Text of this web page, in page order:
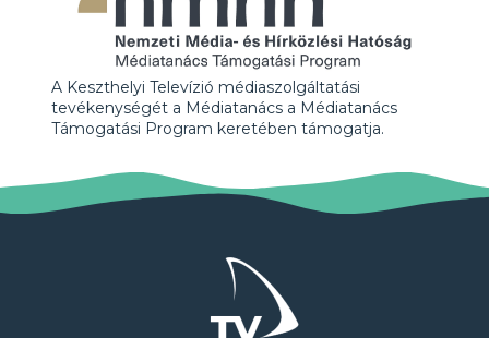
A Keszthelyi Televízió médiaszolgáltatási
tevékenységét a Médiatanács a Médiatanács
Támogatási Program keretében támogatja.